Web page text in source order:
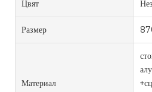
Цвят
Размер
Материал